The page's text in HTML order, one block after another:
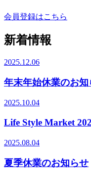
会員登録はこちら
新着情報
2025.12.06
年末年始休業のお知
2025.10.04
Life Style Market
2025.08.04
夏季休業のお知らせ